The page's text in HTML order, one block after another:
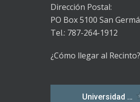
Dirección Postal:
PO Box 5100 San
Tel.: 787-264-1912
¿Cómo llegar al Recinto?